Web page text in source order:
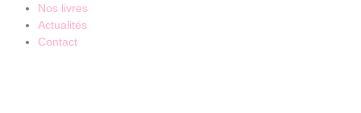
Nos livres
Actualités
Contact